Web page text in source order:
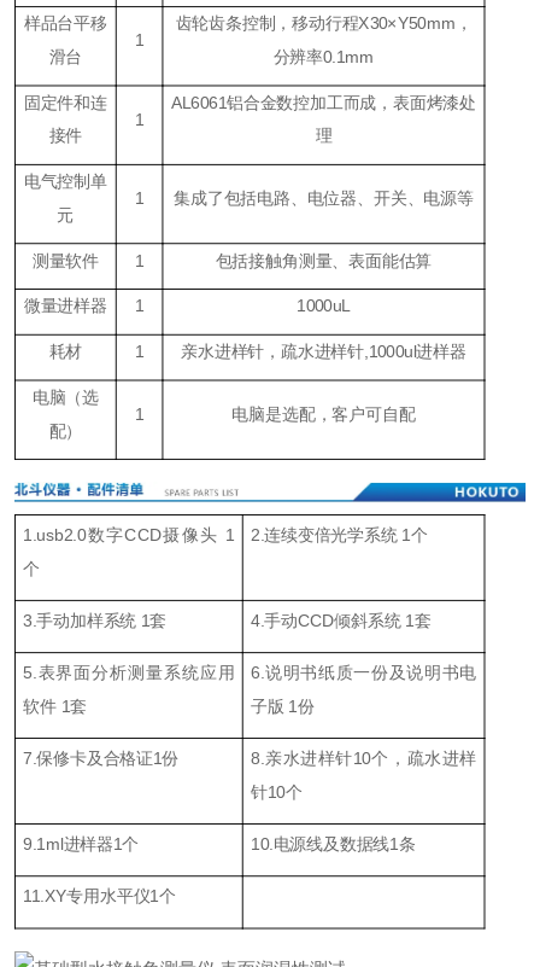
样品台平移
滑台
1
齿轮齿条控制，移动行程X30×Y50mm，
分辨率0.1mm
固定件和连
接件
1
AL6061铝合金数控加工而成，表面烤漆处
理
电气控制单
元
1 集成了包括电路、电位器、开关、电源等
测量软件 1 包括接触角测量、表面能估算
微量进样器 1 1000uL
耗材 1 亲水进样针，疏水进样针,1000ul进样器
电脑（选
配）
1 电脑是选配，客户可自配
1.usb2.0数字CCD摄像头 1
个
2.连续变倍光学系统 1个
3.手动加样系统 1套 4.手动CCD倾斜系统 1套
5.表界面分析测量系统应用
软件 1套
6.说明书纸质一份及说明书电
子版 1份
7.保修卡及合格证1份
8.亲水进样针10个，疏水进样
针10个
9.1ml进样器1个 10.电源线及数据线1条
11.XY专用水平仪1个